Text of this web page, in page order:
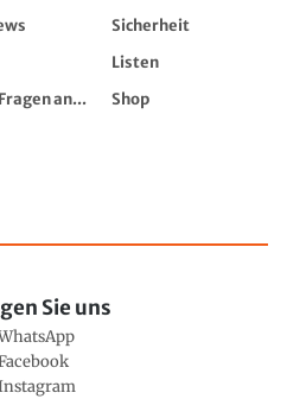
Sicherheit
Listen
an...
Shop
Sie uns